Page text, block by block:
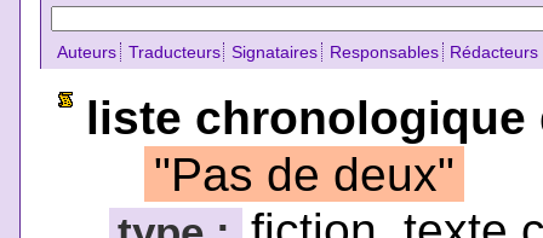
Auteurs Traducteurs Signataires Responsables Rédacteurs
liste chronologique
"Pas de deux"